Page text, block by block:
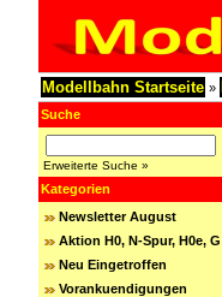
Modellbahn Startseite »
Suche
Erweiterte Suche »
Kategorien
Newsletter August
Aktion H0, N-Spur, H0e, G
Neu Eingetroffen
Vorankuendigungen